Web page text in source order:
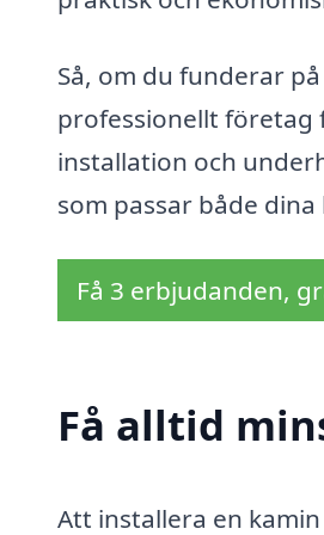
Så, om du funderar
professionellt företag
installation och
som passar både
Få 3 erbjudanden,
Få alltid
Att installera en